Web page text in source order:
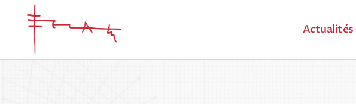
Iannis
Actualités